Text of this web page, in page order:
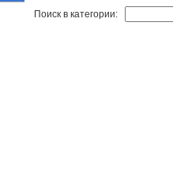
Поиск в категории: